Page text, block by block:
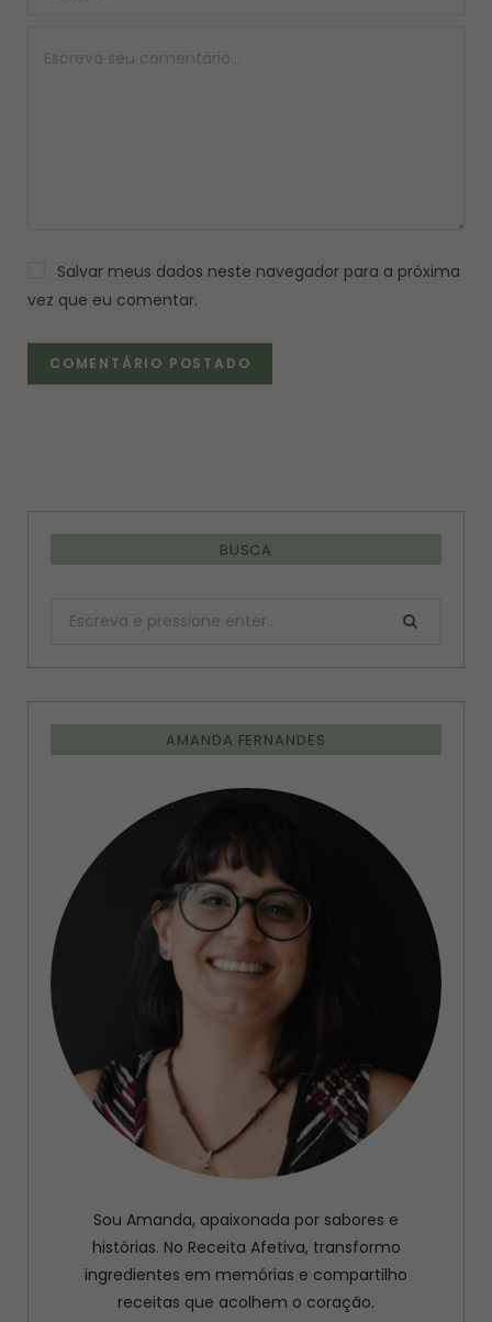
Salvar meus dados neste navegador para a próxima
vez que eu comentar.
BUSCA
Procurar:
AMANDA FERNANDES
Sou Amanda, apaixonada por sabores e
histórias. No Receita Afetiva, transformo
ingredientes em memórias e compartilho
receitas que acolhem o coração.